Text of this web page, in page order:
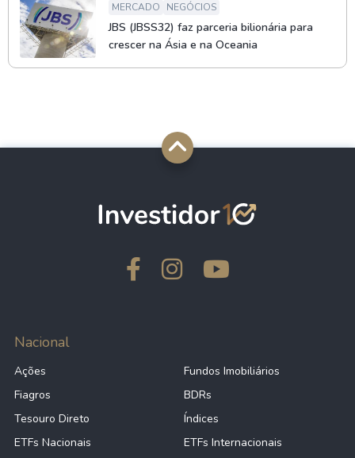
MERCADO NEGÓCIOS
JBS (JBSS32) faz parceria bilionária para
crescer na Ásia e na Oceania
Nacional
Ações
Fundos Imobiliários
Fiagros
BDRs
Tesouro Direto
Índices
ETFs Nacionais
ETFs Internacionais